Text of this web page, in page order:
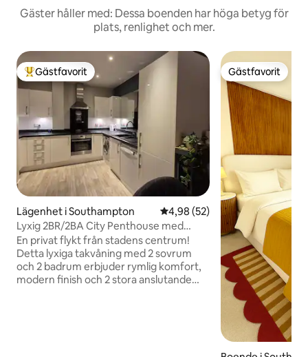
Gäster håller med: Dessa boenden har höga betyg för
plats, renlighet och mer.
Populär gästfavorit
Gästfavorit
Lägenhet i Southampton 4,98 av 5 i genomsnittligt
4,98 (52)
Lyxig 2BR/2BA City Penthouse med
privat terrass
En privat flykt från stadens centrum!
Detta lyxiga takvåning med 2 sovrum
och 2 badrum erbjuder rymlig komfort,
modern finish och 2 stora anslutande
Gästfavorit
Gästfavorit